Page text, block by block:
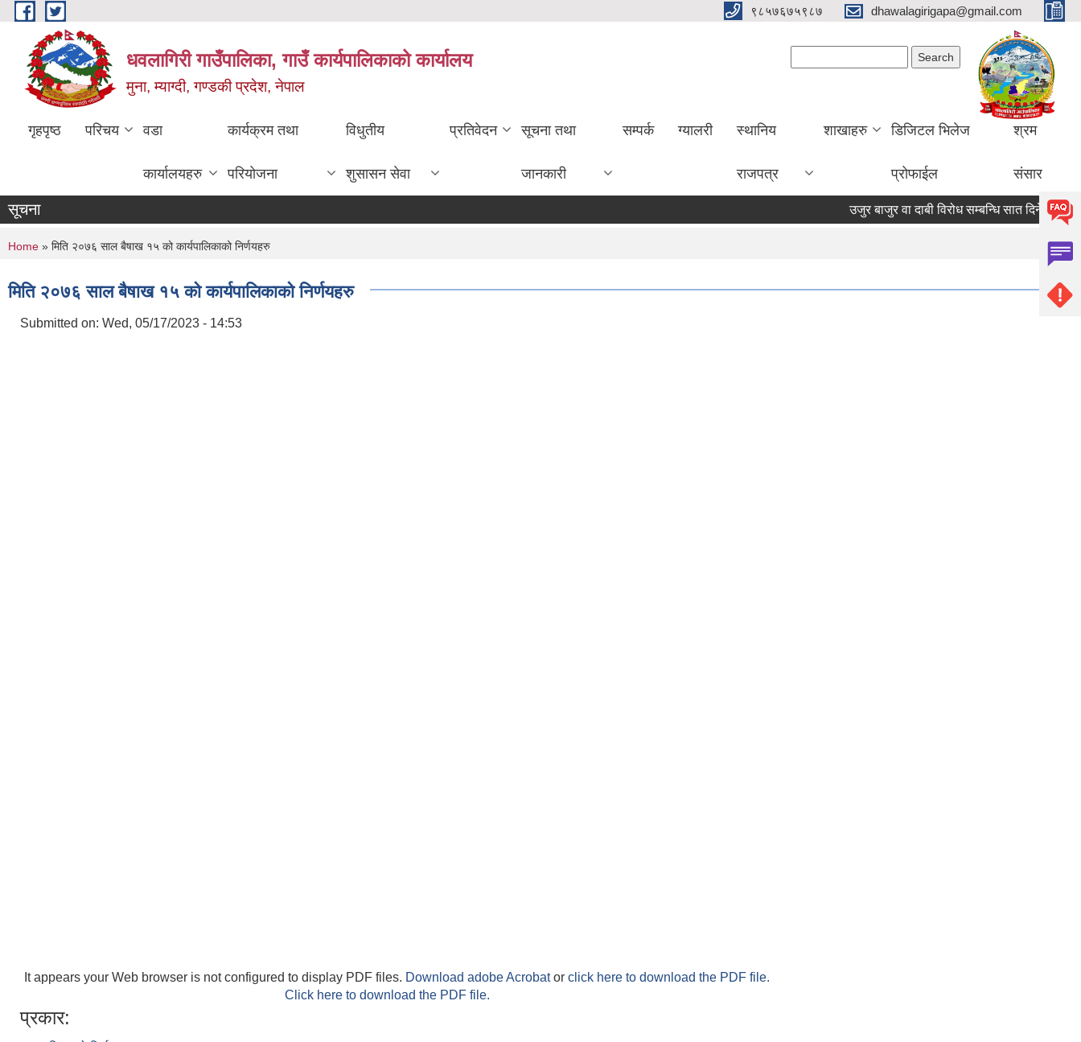
Skip to main content ९८५७६७५९८७ dhawalagirigapa@gmail.com
धवलागिरी गाउँपालिका, गाउँ कार्यपालिकाको कार्यालय
मुना, म्याग्दी, गण्डकी प्रदेश, नेपाल
गृहपृष्ठ परिचय वडा
कार्यालयहरु
कार्यक्रम तथा
परियोजना
विधुतीय
शुसासन सेवा
प्रतिवेदन सूचना तथा
जानकारी
सम्पर्क ग्यालरी स्थानिय
राजपत्र
शाखाहरु डिजिटल भिलेज
प्रोफाईल
श्रम
संसार
सूचना उजुर बाजुर वा दाबी विरोध सम्बन्धि सात दिने सूचना
You are here
Home » मिति २०७६ साल बैषाख १५ को कार्यपालिकाको निर्णयहरु
मिति २०७६ साल बैषाख १५ को कार्यपालिकाको निर्णयहरु
Submitted on: Wed, 05/17/2023 - 14:53
It appears your Web browser is not configured to display PDF files. Download adobe Acrobator click here to download the PDF file.
Click here to download the PDF file.
प्रकार: